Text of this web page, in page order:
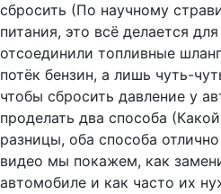
сбросить (По научному
питания, это всё делается
отсоединили топливные
потёк бензин, а лишь чуть-
чтобы сбросить давление у
проделать два способа
разницы, оба способа
видео мы покажем, как
автомобиле и как часто их